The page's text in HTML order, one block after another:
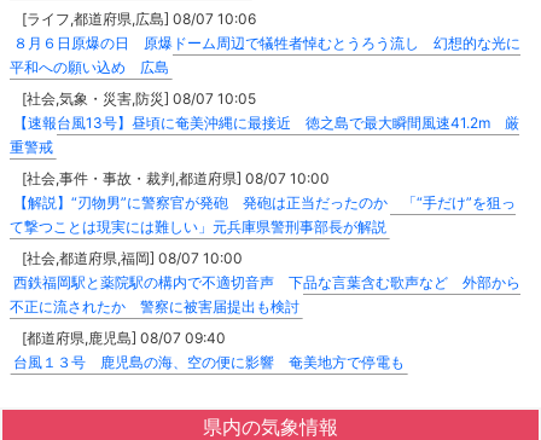
[ライフ,都道府県,広島] 08/07 10:06
８月６日原爆の日 原爆ドーム周辺で犠牲者悼むとうろう流し 幻想的な光に
平和への願い込め 広島
[社会,気象・災害,防災] 08/07 10:05
【速報台風13号】昼頃に奄美沖縄に最接近 徳之島で最大瞬間風速41.2m 厳
重警戒
[社会,事件・事故・裁判,都道府県] 08/07 10:00
【解説】“刃物男”に警察官が発砲 発砲は正当だったのか 「“手だけ”を狙っ
て撃つことは現実には難しい」元兵庫県警刑事部長が解説
[社会,都道府県,福岡] 08/07 10:00
西鉄福岡駅と薬院駅の構内で不適切音声 下品な言葉含む歌声など 外部から
不正に流されたか 警察に被害届提出も検討
[都道府県,鹿児島] 08/07 09:40
台風１３号 鹿児島の海、空の便に影響 奄美地方で停電も
県内の気象情報